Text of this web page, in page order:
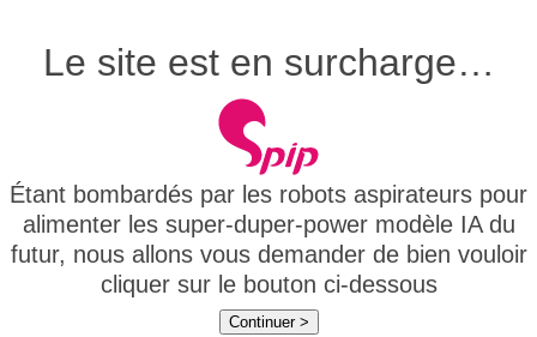
Le site est en surcharge…
Étant bombardés par les robots aspirateurs pour
alimenter les super-duper-power modèle IA du
futur, nous allons vous demander de bien vouloir
cliquer sur le bouton ci-dessous
Continuer >